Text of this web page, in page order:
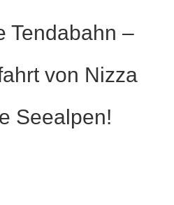
Tendabahn –
von Nizza
Seealpen!